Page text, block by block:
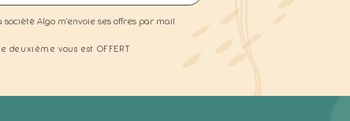
Algo m'envoie ses offres par mail
vous est OFFERT